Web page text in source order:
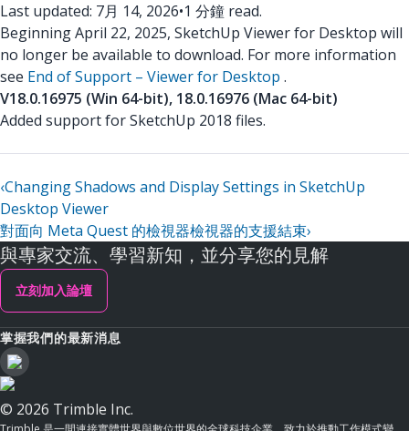
Last updated: 7月 14, 2026•1 分鐘 read.
Beginning April 22, 2025, SketchUp Viewer for Desktop will
no longer be available to download. For more information
see End of Support – Viewer for Desktop .
V18.0.16975 (Win 64-bit), 18.0.16976 (Mac 64-bit)
Added support for SketchUp 2018 files.
‹Changing Shadows and Display Settings in SketchUp
Desktop Viewer
對面向 Meta Quest 的檢視器檢視器的支援結束›
與專家交流、學習新知，並分享您的見解
立刻加入論壇
掌握我們的最新消息
© 2026 Trimble Inc.